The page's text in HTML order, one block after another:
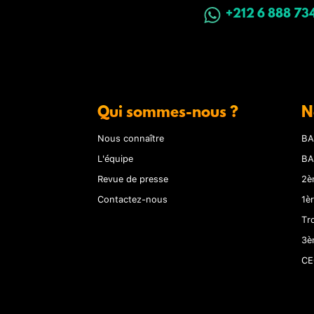
+212 6 888
Qui sommes-nous ?
Nous connaître
L'équipe
Revue de presse
Contactez-nous